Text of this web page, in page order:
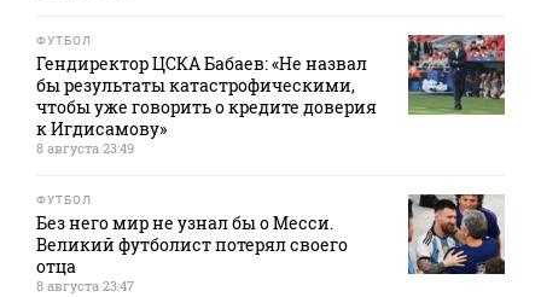
ФУТБОЛ
Гендиректор ЦСКА Бабаев: «Не назвал
бы результаты катастрофическими,
чтобы уже говорить о кредите доверия
к Игдисамову»
8 августа 23:49
ФУТБОЛ
Без него мир не узнал бы о Месси.
Великий футболист потерял своего
отца
8 августа 23:47